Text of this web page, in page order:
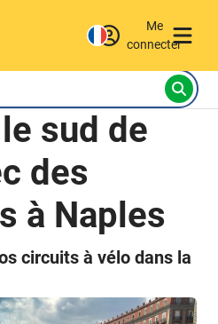
Me
connecter
sud de
des
à Naples
circuits à vélo dans la